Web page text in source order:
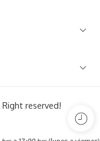
Right reserved!